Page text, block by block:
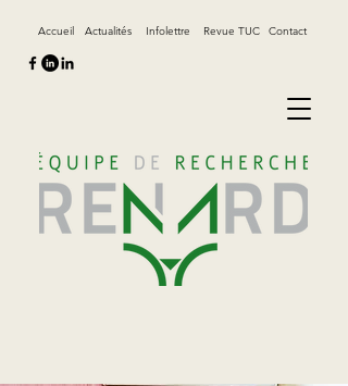
Accueil Actualités Infolettre Revue TUC Contact